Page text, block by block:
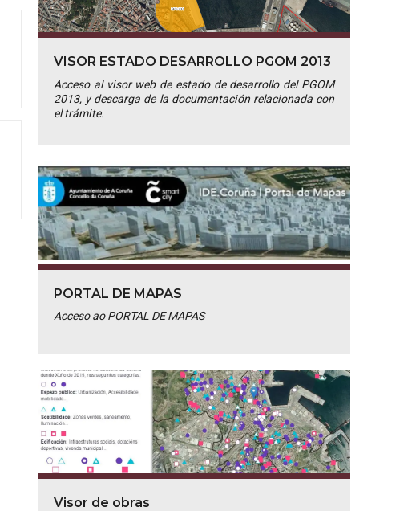
VISOR ESTADO DESARROLLO PGOM 2013
Acceso al visor web de estado de desarrollo del PGOM
2013, y descarga de la documentación relacionada con
el trámite.
PORTAL DE MAPAS
Acceso ao PORTAL DE MAPAS
Visor de obras